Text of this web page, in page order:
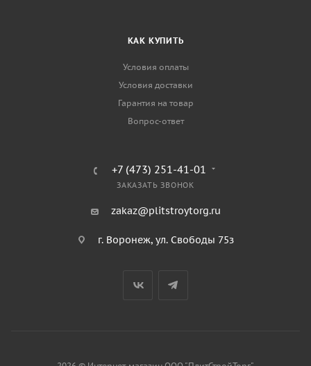
КАК КУПИТЬ
Условия оплаты
Условия доставки
Гарантия на товар
Вопрос-ответ
+7 (473) 251-41-01
ЗАКАЗАТЬ ЗВОНОК
zakaz@plitstroytorg.ru
г. Воронеж, ул. Свободы 75з